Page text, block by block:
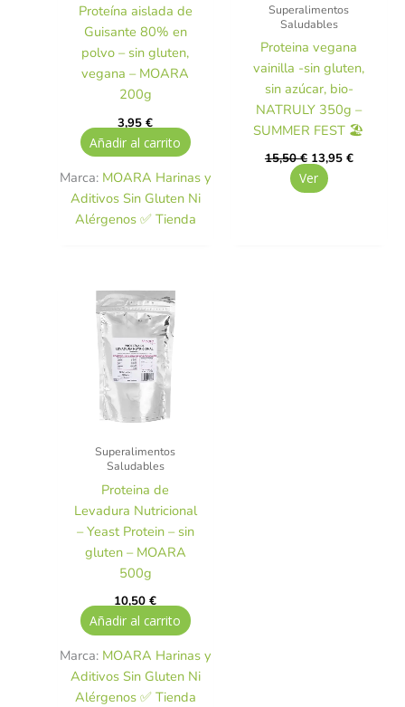
Proteína aislada de
Guisante 80% en
polvo – sin gluten,
vegana – MOARA
200g
3,95€
Añadir al carrito
Marca: MOARA Harinas y
Aditivos Sin Gluten Ni
Alérgenos ✅ Tienda
Superalimentos
Saludables
Proteina vegana
vainilla -sin gluten,
sin azúcar, bio-
NATRULY 350g –
SUMMER FEST 🏖️
15,50€ 13,95 €
Ver
Superalimentos
Saludables
Proteina de
Levadura Nutricional
– Yeast Protein – sin
gluten – MOARA
500g
10,50€
Añadir al carrito
Marca: MOARA Harinas y
Aditivos Sin Gluten Ni
Alérgenos ✅ Tienda